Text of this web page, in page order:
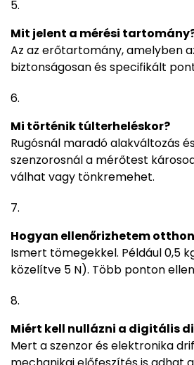
Mit jelent a mérési
Az az erőtartomány, amelyben
biztonságosan és specifikált
Mi történik túlterheléskor?
Rugósnál maradó alakváltozás
szenzorosnál a mérőtest
válhat vagy tönkremehet.
Hogyan ellenőrizhetem
Ismert tömegekkel. Például 0,5
közelítve 5 N). Több ponton
Miért kell nullázni a digitális
Mert a szenzor és elektronika